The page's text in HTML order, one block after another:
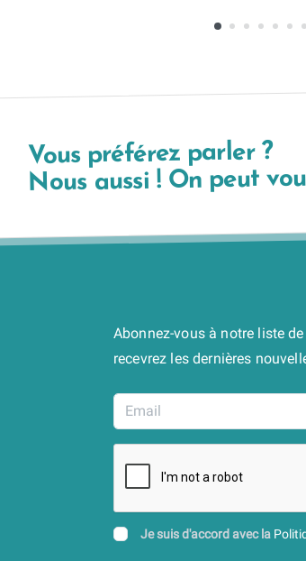
Vous préférez parler ?
Nous aussi ! On peut
Abonnez-vous à notre liste
recevrez les dernières
Je suis d'accord avec la